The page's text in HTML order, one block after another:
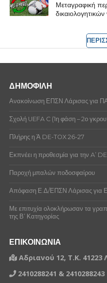
Μεταγραφική
ΔΗΜΟΦΙΛΗ
Ανακοίνωση ΕΠΣΝ Λάρισας για
Σχολή UEFA C (1η φάση – 2ο
Πλήρης η Ά DE-TOX 26-27
Εκπνέει η προθεσμία για την A’
Παροχή μπαλών ποδοσφαίρου
Απόφαση Ε.Δ/ΕΠΣΝ Λάρισας για
Με επιτυχία ολοκλήρωσαν τα
της Β’ Κατηγορίας
ΕΠΙΚΟΙΝΩΝΙΑ
Αδριανού 12, Τ.Κ. 41223
2410288241 & 2410288243